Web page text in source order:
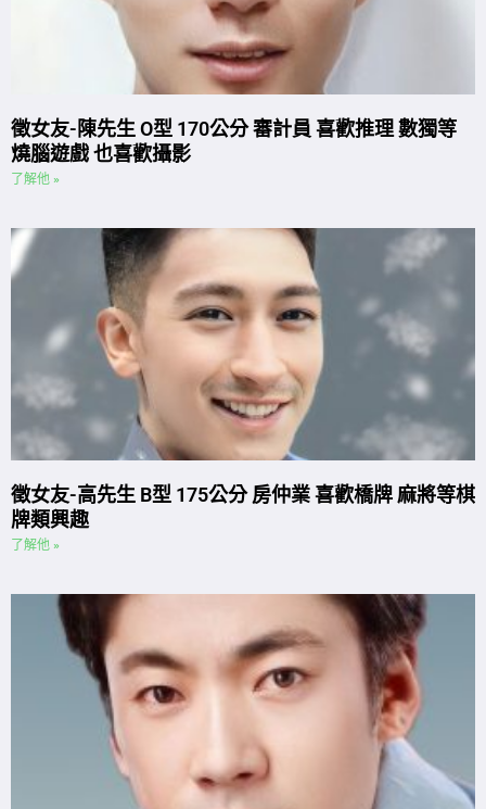
徵女友-陳先生 O型 170公分 審計員 喜歡推理 數獨等
燒腦遊戲 也喜歡攝影
了解他 »
徵女友-高先生 B型 175公分 房仲業 喜歡橋牌 麻將等棋
牌類興趣
了解他 »